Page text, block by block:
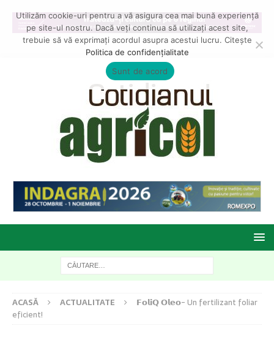
ACASĂ ACTUALITATE
𝗙𝗼𝗹𝗶𝗤 𝗢𝗹𝗲𝗼- Un fertilizant foliar
eficient!
Utilizăm cookie-uri pentru a vă asigura cea mai bună experiență
pe site-ul nostru. Dacă veți continua să utilizați acest site,
trebuie să vă exprimați acordul asupra acestui lucru. Citește
Politica de confidențialitate
Sunt de acord